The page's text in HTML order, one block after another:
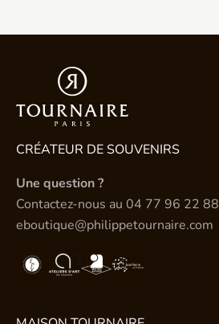
CRÉATEUR DE SOUVENIRS
Une question ?
Contactez-nous au 04 77 96 22 88
eboutique@philippetournaire.com